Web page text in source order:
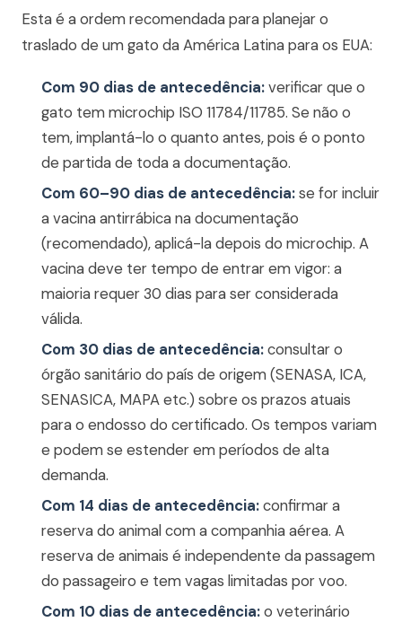
Esta é a ordem recomendada para planejar o
traslado de um gato da América Latina para os EUA:
Com 90 dias de antecedência:verificar que o
gato tem microchip ISO 11784/11785. Se não o
tem, implantá-lo o quanto antes, pois é o ponto
de partida de toda a documentação.
Com 60–90 dias de antecedência:se for incluir
a vacina antirrábica na documentação
(recomendado), aplicá-la depois do microchip. A
vacina deve ter tempo de entrar em vigor: a
maioria requer 30 dias para ser considerada
válida.
Com 30 dias de antecedência:consultar o
órgão sanitário do país de origem (SENASA, ICA,
SENASICA, MAPA etc.) sobre os prazos atuais
para o endosso do certificado. Os tempos variam
e podem se estender em períodos de alta
demanda.
Com 14 dias de antecedência:confirmar a
reserva do animal com a companhia aérea. A
reserva de animais é independente da passagem
do passageiro e tem vagas limitadas por voo.
Com 10 dias de antecedência:o veterinário